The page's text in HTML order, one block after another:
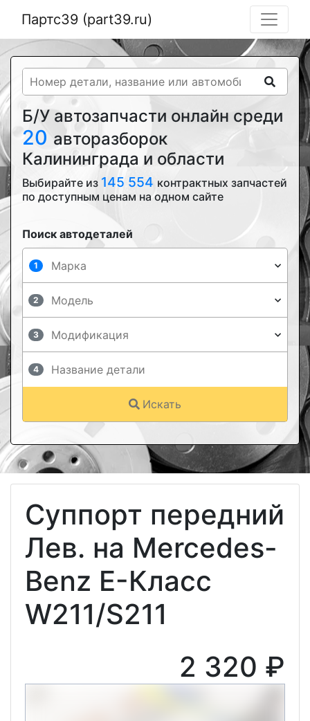
Партс39 (part39.ru)
Б/У автозапчасти онлайн среди
20 авторазборок
Калининграда и области
Выбирайте из 145 554 контрактных запчастей
по доступным ценам на одном сайте
Поиск автодеталей
1
2
3
4
Искать
Суппорт передний
Лев. на Mercedes-
Benz E-Класс
W211/S211
2 320 ₽